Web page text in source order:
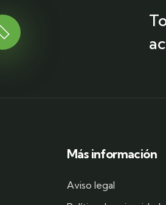
Más información
Aviso legal